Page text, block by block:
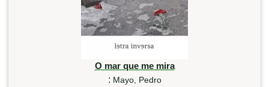
O mar que me mira
: Mayo, Pedro